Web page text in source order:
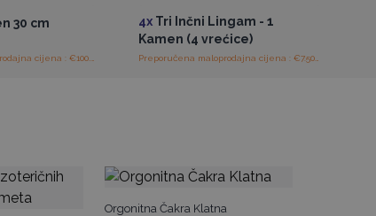
30 cm 4x Tri Inčni Lingam - 1
Kamen (4 vrećice)
Orgonitna Čakra Klatna